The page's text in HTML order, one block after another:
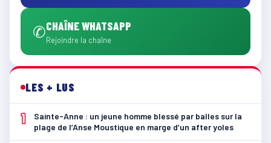
✆CHAÎNE WHATSAPP
Rejoindre la chaîne
LES + LUS
1
Sainte-Anne : un jeune homme blessé par balles sur la
plage de l’Anse Moustique en marge d’un after yoles